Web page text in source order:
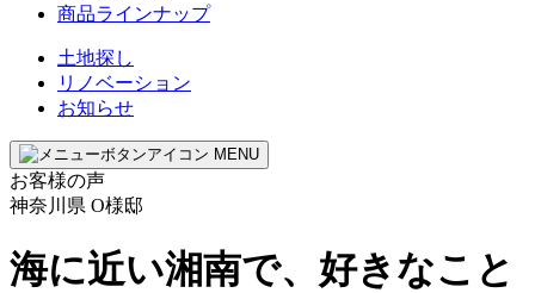
商品ラインナップ
土地探し
リノベーション
お知らせ
MENU
お客様の声
神奈川県 O様邸
海に近い湘南で、好きなこと